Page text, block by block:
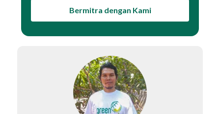
Bermitra dengan Kami